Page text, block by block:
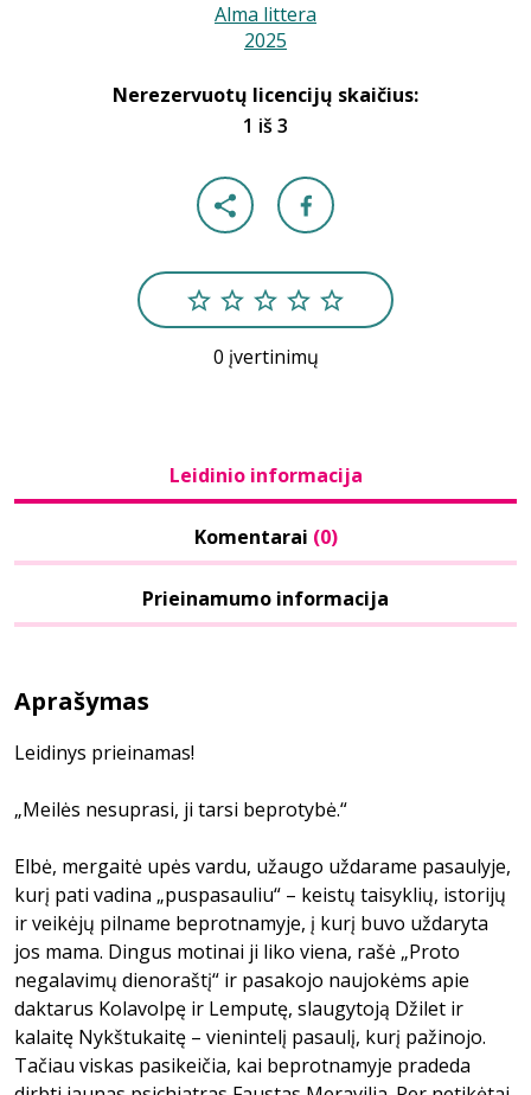
Alma littera
|
2025
Nerezervuotų licencijų skaičius:
1 iš 3
0 įvertinimų
Leidinio informacija
Komentarai (0)
Prieinamumo informacija
Aprašymas
Leidinys prieinamas!
„Meilės nesuprasi, ji tarsi beprotybė.“
Elbė, mergaitė upės vardu, užaugo uždarame pasaulyje,
kurį pati vadina „puspasauliu“ – keistų taisyklių, istorijų
ir veikėjų pilname beprotnamyje, į kurį buvo uždaryta
jos mama. Dingus motinai ji liko viena, rašė „Proto
negalavimų dienoraštį“ ir pasakojo naujokėms apie
daktarus Kolavolpę ir Lemputę, slaugytoją Džilet ir
kalaitę Nykštukaitę – vienintelį pasaulį, kurį pažinojo.
Tačiau viskas pasikeičia, kai beprotnamyje pradeda